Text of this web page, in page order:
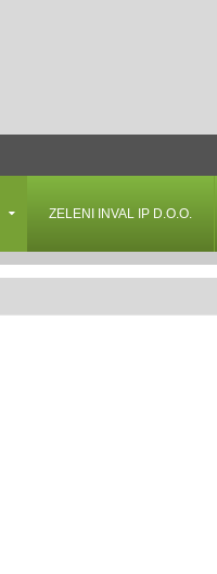
ZELENI INVAL IP D.O.O.